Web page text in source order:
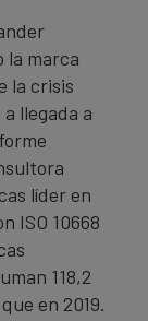
la marca
la crisis
llegada a
líder en
ISO 10668
118,2
en 2019.